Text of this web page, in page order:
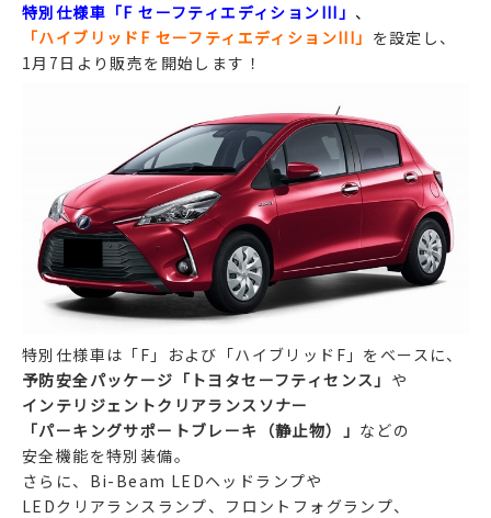
特別仕様車「F セーフティエディションIII」 、
「ハイブリッドF セーフティエディションIII」 を設定し、
1月7日より販売を開始します！
特別仕様車は「F」および「ハイブリッドF」をベースに、
予防安全パッケージ「トヨタセーフティセンス」 や
インテリジェントクリアランスソナー
「パーキングサポートブレーキ（静止物）」 などの
安全機能を特別装備。
さらに、Bi-Beam LEDヘッドランプや
LEDクリアランスランプ、フロントフォグランプ、